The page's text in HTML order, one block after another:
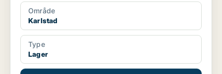
Område
Karlstad
Type
Lager